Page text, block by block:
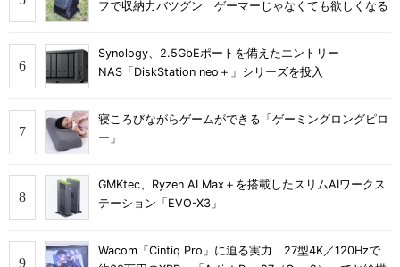
フで収納力バツグン ゲーマーじゃなくても欲しくなる
Synology、2.5GbEポートを備えたエントリー
NAS「DiskStation neo＋」シリーズを投入
寝ころびながらゲームができる「ゲーミングロングピロ
ー」
GMKtec、Ryzen AI Max＋を搭載したスリムAIワークス
テーション「EVO-X3」
Wacom「Cintiq Pro」に迫る実力 27型4K／120Hzで